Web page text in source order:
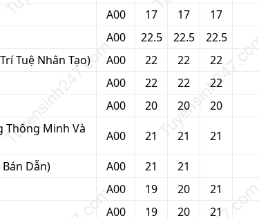
A00 17 17
17
A00 22.5 22.5
22.5
Tuệ Nhân Tạo) A00 22 22
22
A00 22 22
22
A00 20 20
20
Thông Minh Và
A00 21 21
21
Dẫn) A00 21
21
A00 19 20
21
A00 19 20
21